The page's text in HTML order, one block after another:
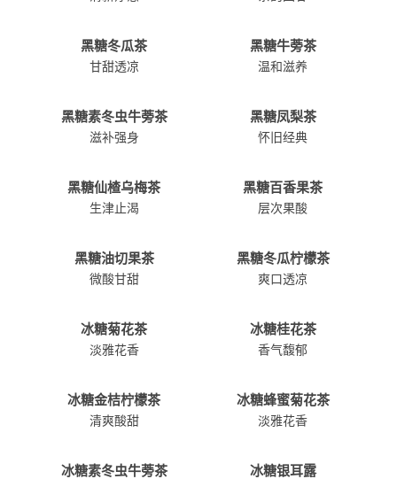
黑糖冬瓜茶
甘甜透凉
黑糖牛蒡茶
温和滋养
黑糖素冬虫牛蒡茶
滋补强身
黑糖凤梨茶
怀旧经典
黑糖仙楂乌梅茶
生津止渴
黑糖百香果茶
层次果酸
黑糖油切果茶
微酸甘甜
黑糖冬瓜柠檬茶
爽口透凉
冰糖菊花茶
淡雅花香
冰糖桂花茶
香气馥郁
冰糖金桔柠檬茶
清爽酸甜
冰糖蜂蜜菊花茶
淡雅花香
冰糖素冬虫牛蒡茶 冰糖银耳露